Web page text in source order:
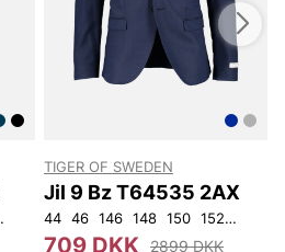
48 50 52 54 56 92 104
TIGER OF SWEDEN
Jil 9 Bz T64535 2AX
44 46 146 148 150 152 92
709 DKK 2899 DKK